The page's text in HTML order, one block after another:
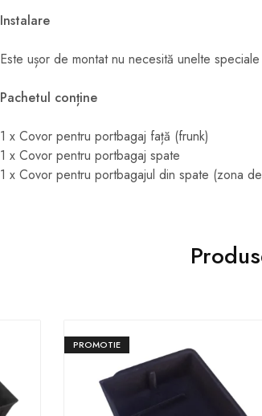
Instalare
Este ușor de montat nu necesită unelte
Pachetul conține
1 x Covor pentru portbagaj față (frunk)
1 x Covor pentru portbagaj spate
1 x Covor pentru portbagajul din spate (zona
PROMOTIE